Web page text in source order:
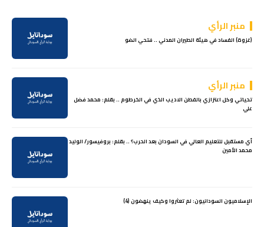
منبر الرأي
(غزوة) الفساد في هيئة الطيران المدني .. فتحي الضو
منبر الرأي
تحياتي وكل اعتزازي بالفطن الاديب الذي في الخرطوم .. بقلم: محمد فضل
علي
أي مستقبل للتعليم العالي في السودان بعد الحرب؟ .. بقلم: بروفيسور/ الوليد
محمد الأمين
الإسلاميون السودانيون: لم تعثروا وكيف ينهضون (4)